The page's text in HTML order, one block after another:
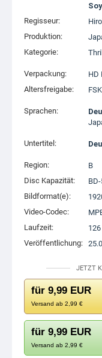
Regisseur:
Produktion:
Kategorie:
Verpackung:
HD
Altersfreigabe:
Sprachen:
Untertitel:
Region:
B
Disc Kapazität:
Bildformat(e):
Video-Codec:
Laufzeit:
Veröffentlichung:
JETZT
für 9,99 EUR
Versand ab 2,99 €
für 9,99 EUR
Versand ab 2,99 €